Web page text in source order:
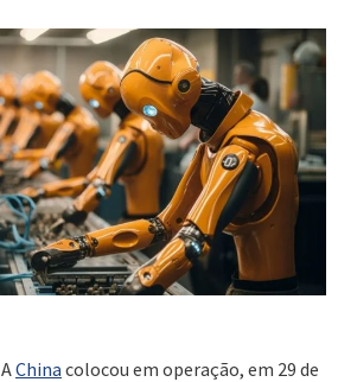
AChina colocou em operação, em 29 de